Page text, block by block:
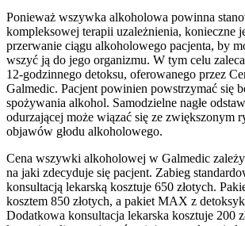
Ponieważ wszywka alkoholowa powinna
kompleksowej terapii uzależnienia, konieczne
przerwanie ciągu alkoholowego pacjenta, by
wszyć ją do jego organizmu. W tym celu
12-godzinnego detoksu, oferowanego przez
Galmedic. Pacjent powinien powstrzymać się
spożywania alkohol. Samodzielne nagłe
odurzającej może wiązać się ze zwiększonym
objawów głodu alkoholowego.
Cena wszywki alkoholowej w Galmedic
na jaki zdecyduje się pacjent. Zabieg
konsultacją lekarską kosztuje 650 złotych.
kosztem 850 złotych, a pakiet MAX z
Dodatkowa konsultacja lekarska kosztuje 200